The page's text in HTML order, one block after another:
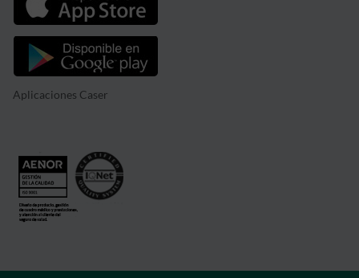
Aplicaciones Caser